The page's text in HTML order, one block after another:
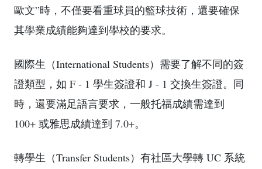
歐文”時，不僅要看重球員的籃球技術，還要確保
其學業成績能夠達到學校的要求。
國際生（International Students）需要了解不同的簽
證類型，如 F - 1 學生簽證和 J - 1 交換生簽證。同
時，還要滿足語言要求，一般托福成績需達到
100+ 或雅思成績達到 7.0+。
轉學生（Transfer Students）有社區大學轉 UC 系統